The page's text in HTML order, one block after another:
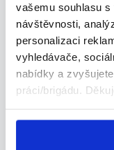
vašemu souhlasu
návštěvnosti,
personalizaci
vyhledávače,
nabídky a
práci/brigádu.
VHODNÉ PRO:
Důchodce,
Kontaktní osoba